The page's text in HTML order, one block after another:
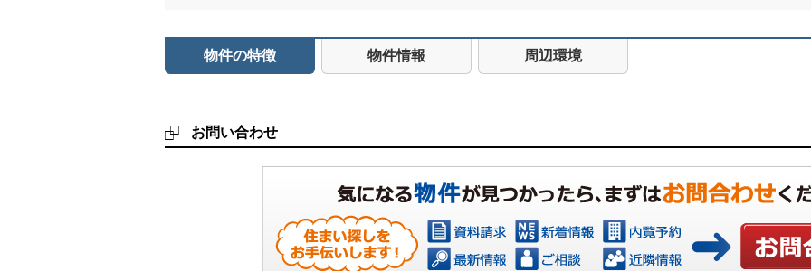
物件の特徴 物件情報 周辺環境
お問い合わせ